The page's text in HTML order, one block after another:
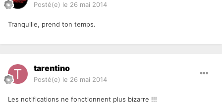
Posté(e) le 26 mai 2014
Tranquille, prend ton temps.
tarentino
Posté(e) le 26 mai 2014
Les notifications ne fonctionnent plus bizarre !!!